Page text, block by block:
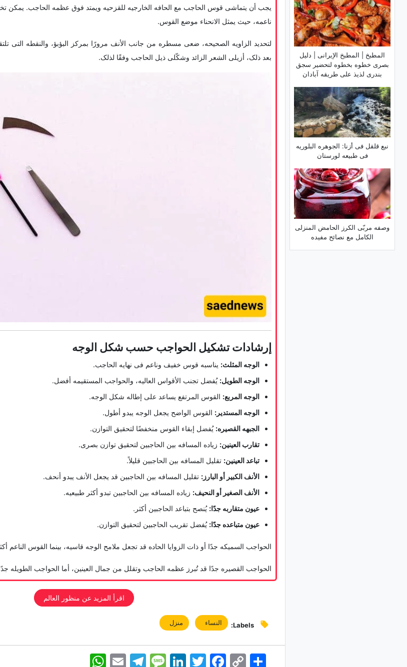
یجب أن یتماشى قوس الحاجب مع الحافه الخارجیه للقزحیه ویمتد فوق عظمه الحاجب. یمکن
ناعمه، حیث یمثل الانحناء موضع القوس.
لتحدید الزاویه الصحیحه، ضعی مسطره من جانب الأنف مرورًا بمرکز البؤبؤ، والنقطه التی
بعد ذلک، أزیلی الشعر الزائد وشکّلی ذیل الحاجب وفقًا لذلک.
إرشادات تشکیل الحواجب حسب شکل الوجه
الوجه المثلث: یناسبه قوس خفیف وناعم فی نهایه الحاجب.
الوجه الطویل: یُفضل تجنب الأقواس العالیه، والحواجب المستقیمه أفضل.
الوجه المربع: القوس المرتفع یساعد على إطاله شکل الوجه.
الوجه المستدیر: القوس الواضح یجعل الوجه یبدو أطول.
الجبهه القصیره: یُفضل إبقاء القوس منخفضًا لتحقیق التوازن.
تقارب العینین: زیاده المسافه بین الحاجبین لتحقیق توازن بصری.
تباعد العینین: تقلیل المسافه بین الحاجبین قلیلاً.
الأنف الکبیر أو البارز: تقلیل المسافه بین الحاجبین قد یجعل الأنف یبدو أنحف.
الأنف الصغیر أو النحیف: زیاده المسافه بین الحاجبین تبدو أکثر طبیعیه.
عیون متقاربه جدًا: یُنصح بتباعد الحاجبین أکثر.
عیون متباعده جدًا: یُفضل تقریب الحاجبین لتحقیق التوازن.
الحواجب السمیکه جدًا أو ذات الزوایا الحاده قد تجعل ملامح الوجه قاسیه، بینما القوس الناعم
الحواجب القصیره جدًا قد تُبرز عظمه الحاجب وتقلل من جمال العینین، أما الحواجب الطویله
اقرأ المزید عن منظور العالم
Labels: النساء منزل
WhatsApp EmailTelegramMessageLinkedInTwitterFacebook
Copyاشتراک
المطبخ | المطبخ الإیرانی | دلیل
بصری خطوه بخطوه لتحضیر سجق
بندری لذیذ على طریقه آبادان
نبع قلقل فی أزنا: الجوهره البلوریه
فی طبیعه لورستان
وصفه مربّى الکرز الحامض المنزلی
الکامل مع نصائح مفیده